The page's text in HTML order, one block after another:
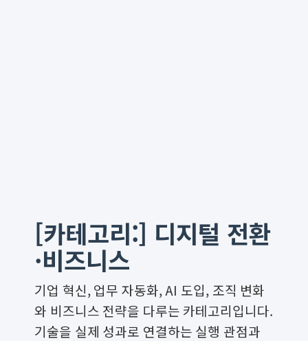
[카테고리:] 디지털 전환
·비즈니스
기업 혁신, 업무 자동화, AI 도입, 조직 변화
와 비즈니스 전략을 다루는 카테고리입니다.
기술을 실제 성과로 연결하는 실행 관점과